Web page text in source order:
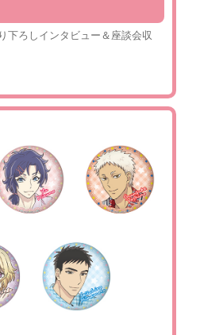
下ろしインタビュー＆座談会収